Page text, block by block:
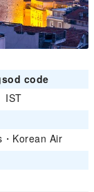
code
IST
・ Korean Air